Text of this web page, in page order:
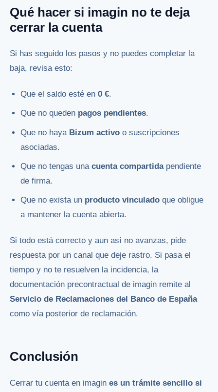
Qué hacer si imagin no te deja
cerrar la cuenta
Si has seguido los pasos y no puedes completar la
baja, revisa esto:
Que el saldo esté en0 €.
Que no queden pagos pendientes.
Que no haya Bizum activo o suscripciones
asociadas.
Que no tengas unacuenta compartidapendiente
de firma.
Que no exista un producto vinculado que obligue
a mantener la cuenta abierta.
Si todo está correcto y aun así no avanzas, pide
respuesta por un canal que deje rastro. Si pasa el
tiempo y no te resuelven la incidencia, la
documentación precontractual de imagin remite al
Servicio de Reclamaciones del Banco de España
como vía posterior de reclamación.
Conclusión
Cerrar tu cuenta en imagin es un trámite sencillo si